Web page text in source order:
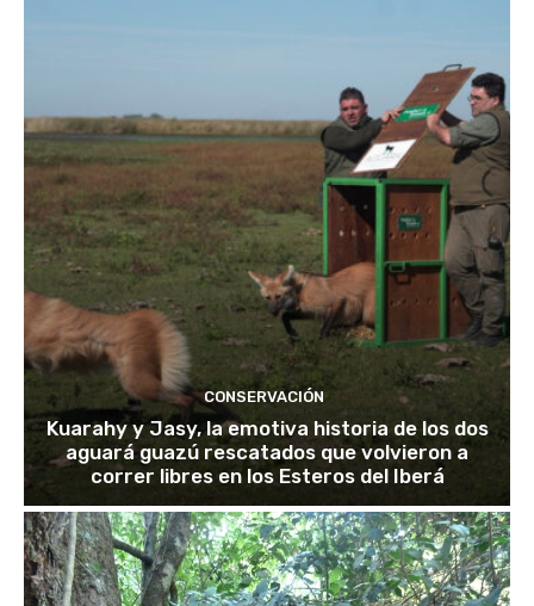
CONSERVACIÓN
Kuarahy y Jasy, la emotiva historia de los dos
aguará guazú rescatados que volvieron a
correr libres en los Esteros del Iberá